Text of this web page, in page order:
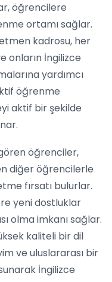
öğrencilere
ortamı sağlar.
kadrosu, her
onların İngilizce
yardımcı
öğrenme
aktif bir şekilde
öğrenciler,
diğer öğrencilerle
fırsatı bulurlar.
yeni dostluklar
olma imkanı sağlar.
kaliteli bir dil
ve uluslararası bir
İngilizce